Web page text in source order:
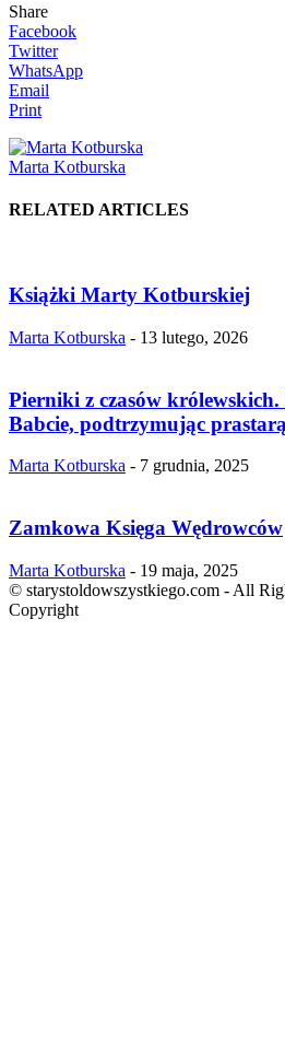
Share
Facebook
Twitter
WhatsApp
Email
Print
Marta Kotburska
RELATED ARTICLES
Książki Marty Kotburskiej
Marta Kotburska - 13 lutego, 2026
Pierniki z czasów królewskich.
Babcie, podtrzymując
Marta Kotburska - 7 grudnia, 2025
Zamkowa Księga Wędrowców
Marta Kotburska - 19 maja, 2025
© starystoldowszystkiego.com - All
Copyright